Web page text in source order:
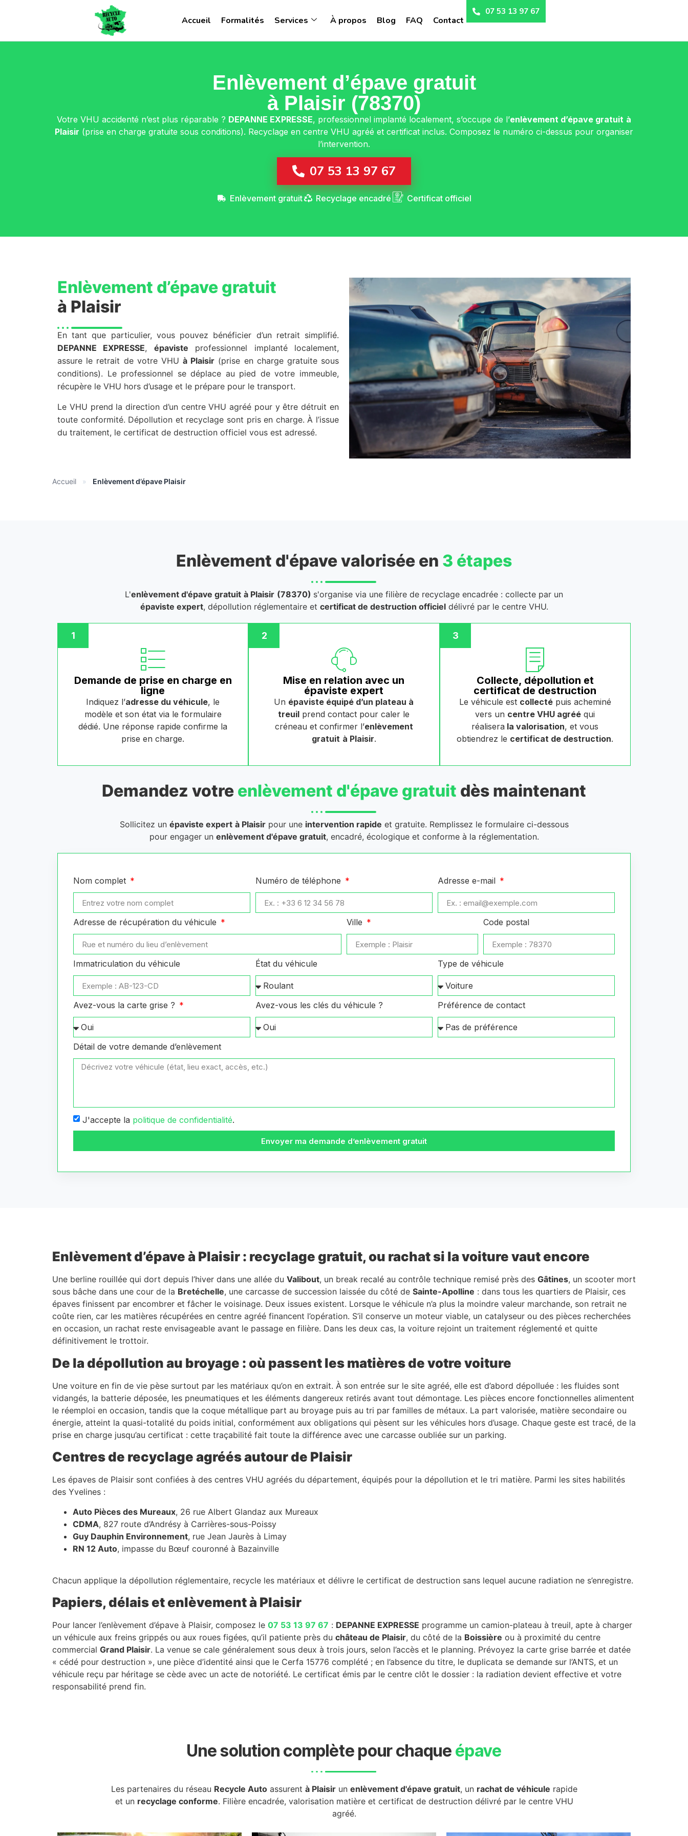
Accueil Formalités Services À propos Blog FAQ Contact
07 53 13 97 67
Enlèvement d’épave gratuit
à Plaisir (78370)
Votre VHU accidenté n’est plus réparable ? DEPANNE EXPRESSE, professionnel implanté localement, s’occupe de l’enlèvement d’épave gratuit à
Plaisir (prise en charge gratuite sous conditions). Recyclage en centre VHU agréé et certificat inclus. Composez le numéro ci-dessus pour organiser
l’intervention.
07 53 13 97 67
Enlèvement gratuit Recyclage encadré Certificat officiel
Enlèvement d’épave gratuit
à Plaisir
En tant que particulier, vous pouvez bénéficier d’un retrait simplifié.
DEPANNE EXPRESSE, épaviste professionnel implanté localement,
assure le retrait de votre VHU à Plaisir (prise en charge gratuite sous
conditions). Le professionnel se déplace au pied de votre immeuble,
récupère le VHU hors d’usage et le prépare pour le transport.
Le VHU prend la direction d’un centre VHU agréé pour y être détruit en
toute conformité. Dépollution et recyclage sont pris en charge. À l’issue
du traitement, le certificat de destruction officiel vous est adressé.
Accueil » Enlèvement d’épave Plaisir
Enlèvement d'épave valorisée en 3 étapes
L'enlèvement d'épave gratuit à Plaisir (78370) s'organise via une filière de recyclage encadrée : collecte par un
épaviste expert, dépollution réglementaire et certificat de destruction officieldélivré par le centre VHU.
1
Demande de prise en charge en
ligne
Indiquez l’adresse du véhicule, le
modèle et son état via le formulaire
dédié. Une réponse rapide confirme la
prise en charge.
2
Mise en relation avec un
épaviste expert
Un épaviste équipé d’un plateau à
treuil prend contact pour caler le
créneau et confirmer l’enlèvement
gratuit à Plaisir.
3
Collecte, dépollution et
certificat de destruction
Le véhicule est collectépuis acheminé
vers un centre VHU agréé qui
réalisera la valorisation, et vous
obtiendrez le certificat de destruction.
Demandez votre enlèvement d'épave gratuit dès maintenant
Sollicitez un épaviste expert à Plaisirpour une intervention rapide et gratuite. Remplissez le formulaire ci-dessous
pour engager un enlèvement d'épave gratuit, encadré, écologique et conforme à la réglementation.
Nom complet Numéro de téléphone Adresse e-mail
Adresse de récupération du véhicule Ville Code postal
Immatriculation du véhicule État du véhicule Type de véhicule
Avez-vous la carte grise ? Avez-vous les clés du véhicule ? Préférence de contact
Détail de votre demande d’enlèvement
J'accepte la politique de confidentialité.
Envoyer ma demande d’enlèvement gratuit
Enlèvement d’épave à Plaisir : recyclage gratuit, ou rachat si la voiture vaut encore
Une berline rouillée qui dort depuis l’hiver dans une allée du Valibout, un break recalé au contrôle technique remisé près des Gâtines, un scooter mort
sous bâche dans une cour de la Bretéchelle, une carcasse de succession laissée du côté de Sainte-Apolline : dans tous les quartiers de Plaisir, ces
épaves finissent par encombrer et fâcher le voisinage. Deux issues existent. Lorsque le véhicule n’a plus la moindre valeur marchande, son retrait ne
coûte rien, car les matières récupérées en centre agréé financent l’opération. S’il conserve un moteur viable, un catalyseur ou des pièces recherchées
en occasion, un rachat reste envisageable avant le passage en filière. Dans les deux cas, la voiture rejoint un traitement réglementé et quitte
définitivement le trottoir.
De la dépollution au broyage : où passent les matières de votre voiture
Une voiture en fin de vie pèse surtout par les matériaux qu’on en extrait. À son entrée sur le site agréé, elle est d’abord dépolluée : les fluides sont
vidangés, la batterie déposée, les pneumatiques et les éléments dangereux retirés avant tout démontage. Les pièces encore fonctionnelles alimentent
le réemploi en occasion, tandis que la coque métallique part au broyage puis au tri par familles de métaux. La part valorisée, matière secondaire ou
énergie, atteint la quasi-totalité du poids initial, conformément aux obligations qui pèsent sur les véhicules hors d’usage. Chaque geste est tracé, de la
prise en charge jusqu’au certificat : cette traçabilité fait toute la différence avec une carcasse oubliée sur un parking.
Centres de recyclage agréés autour de Plaisir
Les épaves de Plaisir sont confiées à des centres VHU agréés du département, équipés pour la dépollution et le tri matière. Parmi les sites habilités
des Yvelines :
Auto Pièces des Mureaux, 26 rue Albert Glandaz aux Mureaux
CDMA, 827 route d’Andrésy à Carrières-sous-Poissy
Guy Dauphin Environnement, rue Jean Jaurès à Limay
RN 12 Auto, impasse du Bœuf couronné à Bazainville
Chacun applique la dépollution réglementaire, recycle les matériaux et délivre le certificat de destruction sans lequel aucune radiation ne s’enregistre.
Papiers, délais et enlèvement à Plaisir
Pour lancer l’enlèvement d’épave à Plaisir, composez le 07 53 13 97 67 : DEPANNE EXPRESSE programme un camion-plateau à treuil, apte à charger
un véhicule aux freins grippés ou aux roues figées, qu’il patiente près du château de Plaisir, du côté de la Boissière ou à proximité du centre
commercial Grand Plaisir. La venue se cale généralement sous deux à trois jours, selon l’accès et le planning. Prévoyez la carte grise barrée et datée
« cédé pour destruction », une pièce d’identité ainsi que le Cerfa 15776 complété ; en l’absence du titre, le duplicata se demande sur l’ANTS, et un
véhicule reçu par héritage se cède avec un acte de notoriété. Le certificat émis par le centre clôt le dossier : la radiation devient effective et votre
responsabilité prend fin.
Une solution complète pour chaque épave
Les partenaires du réseau Recycle Autoassurent à Plaisirun enlèvement d'épave gratuit, un rachat de véhicule rapide
et un recyclage conforme. Filière encadrée, valorisation matière et certificat de destruction délivré par le centre VHU
agréé.